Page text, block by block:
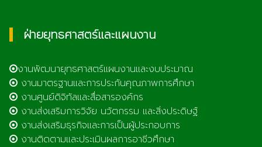
ฝ่ายยุทธศาสตร์และแผนงาน
งานพัฒนายุทธศาสตร์แผนงานและงบประมาณ
งานมาตรฐานและการประกันคุณภาพการศึกษา
งานศูนย์ดิจิทัลและสื่อสารองค์กร
งานส่งเสริมการวิจัย นวัตกรรม และสิ่งประดิษฐ์
งานส่งเสริมธุรกิจและการเป็นผู้ประกอบการ
งานติดตามและประเมินผลการอาชีวศึกษา